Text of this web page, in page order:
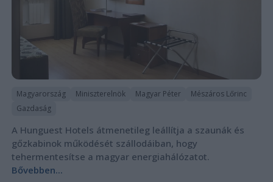
Magyarország Miniszterelnök Magyar Péter
Mészáros Lőrinc
Gazdaság
A Hunguest Hotels átmenetileg leállítja a szaunák és
gőzkabinok működését szállodáiban, hogy
tehermentesítse a magyar energiahálózatot.
Bővebben...